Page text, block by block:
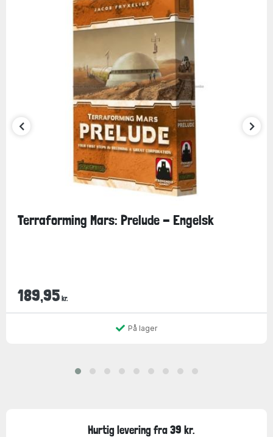
Terraforming Mars: Prelude - Engelsk
189,95 kr.
På lager
Hurtig levering fra 39 kr.